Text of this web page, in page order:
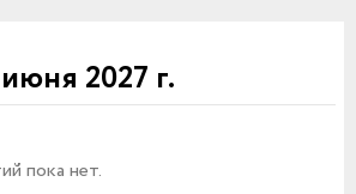
2027 г.
пока нет.